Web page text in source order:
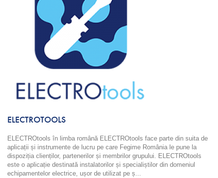
ELECTROTOOLS
ELECTROtools în limba română ELECTROtools face parte din suita de
aplicații și instrumente de lucru pe care Fegime România le pune la
dispoziția clienților, partenerilor și membrilor grupului. ELECTROtools
este o aplicație destinată instalatorilor și specialiștilor din domeniul
echipamentelor electrice, ușor de utilizat pe ș...